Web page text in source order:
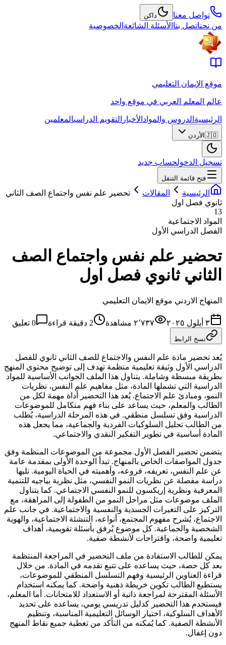
تواصل معنا داكن
من نحناتصل بنا الأسئلة الشائعة الخصوصية
موقع الإيمان التعليمي
عالم المعلم العربي في موقع واحد
الرئيسية الدروس والمواد الأخبار التقويم الدراسيالمعلمين
🇯🇴 الأردن
تسجيل الدخولحساب جديد
فتح قائمة التنقل
الرئيسية المقالات
تحضير علم نفس واجتماع الصف الثاني
ثانوي فصل اول
13
المواد الاجتماعية
الفصل الدراسي الأول
تحضير علم نفس واجتماع الصف
الثاني ثانوي فصل اول
المنهاج الاردني موقع الايمان التعليمي
٣ أيلول ٢٠٢٥ ٢٬٧٣٧ مشاهدة 2 دقيقة قراءة 0 تعليق
نسخ الرابط
يُعد تحضير مادة علم النفس والاجتماع للصف الثاني ثانوي للفصل
الدراسي الأول وثيقة تعليمية منظمة تهدف إلى توضيح محتوى المنهج
بطريقة مبسطة وشاملة. يتناول هذا الملف الجوانب الأساسية للمواد
الدراسية التي تشملها المادة، مثل مفاهيم علم النفس، نظريات
النمو، ومبادئ علم الاجتماع. يُعد هذا التحضير أداة مهمة لكل من
الطالب والمعلم، حيث يساعد على بناء فهم متكامل للموضوعات
الدراسية وفق تسلسل منطقي. في هذه المرحلة الدراسية، يُطلب
من الطالب تحليل السلوكيات الفردية والجماعية، مما يجعل هذه
المادة أساسية في تطوير التفكير النقدي والاجتماعي.
يتضمن تحضير الفصل الأول مجموعة من الموضوعات المنظمة وفق
جدول المواصفات الخاص بالمنهاج. تبدأ الوحدة الأولى بمقدمة عامة
عن علم النفس، تعريفه، فروعه، وأهميته في الحياة اليومية. تليها
دراسة مفصلة عن نظريات النمو النفسي، مثل نظرية بياجيه للتنمية
المعرفية ونظرية إريكسون للنمو النفسي الاجتماعي. كما يتناول
الملف موضوعات مثل مراحل النمو من الطفولة إلى المراهقة، مع
التركيز على التغيرات الجسدية والنفسية والاجتماعية. في جانب علم
الاجتماع، يُشرح مفهوم المجتمع، أنواعه، التنشئة الاجتماعية، والهوية
الشخصية والجماعية. كل موضوع يُرفق بأسئلة تقويمية، أهداف
تعليمية واضحة، واقتراحات لأنشطة صفية.
يمكن للطالب الاستفادة من ملف التحضير في المراجعة المنتظمة
بعد كل حصة، حيث يساعده على تتبع تقدمه في المادة. من خلال
قراءة العناوين الرئيسية وفهم التسلسل المنطقي للموضوعات،
يستطيع الطالب تكوين خريطة ذهنية واضحة. كما يمكنه استخدام
الأسئلة المقترحة لمراجعة ذاتية أو الاستعداد للامتحانات. أما المعلم،
فيستخدم هذا التحضير كدليل تدريسي يومي، يساعده على تحديد
الأهداف السلوكية، اختيار الوسائل التعليمية المناسبة، وتنظيم
الأنشطة الصفية. كما يُمكنه من التأكد من تغطية جميع نقاط المنهج
دون إغفال.